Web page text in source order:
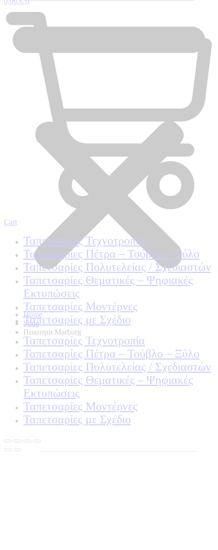
Home
Shop
Ποιοτητα Marburg
Cart
Ταπετσαρίες Τεχνοτροπία
Ταπετσαρίες Πέτρα – Τούβλο – Ξύλο
Ταπετσαρίες Πολυτελείας / Σχεδιαστών
Ταπετσαρίες Θεματικές – Ψηφιακές
Εκτυπώσεις
Ταπετσαρίες Μοντέρνες
Ταπετσαρίες με Σχέδιο
Ταπετσαρίες Τεχνοτροπία
Ταπετσαρίες Πέτρα – Τούβλο – Ξύλο
Ταπετσαρίες Πολυτελείας / Σχεδιαστών
Ταπετσαρίες Θεματικές – Ψηφιακές
Εκτυπώσεις
Ταπετσαρίες Μοντέρνες
Ταπετσαρίες με Σχέδιο